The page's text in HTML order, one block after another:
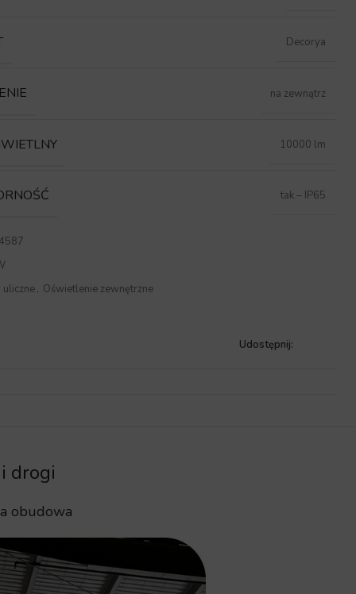
Decorya
na zewnątrz
10000 lm
tak – IP65
uliczne, Oświetlenie zewnętrzne
Udostępnij:
drogi
obudowa